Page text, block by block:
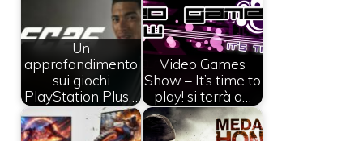
Un
approfondimento
sui giochi
PlayStation Plus…
Video Games
Show – It’s time to
play! si terrà a…